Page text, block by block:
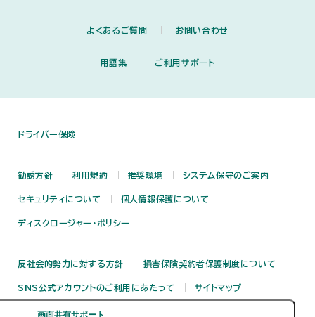
よくあるご質問 お問い合わせ
用語集 ご利用サポート
ドライバー保険
勧誘方針 利用規約 推奨環境 システム保守のご案内
セキュリティについて 個人情報保護について
ディスクロージャー・ポリシー
反社会的勢力に対する方針 損害保険契約者保護制度について
SNS公式アカウントのご利用にあたって サイトマップ